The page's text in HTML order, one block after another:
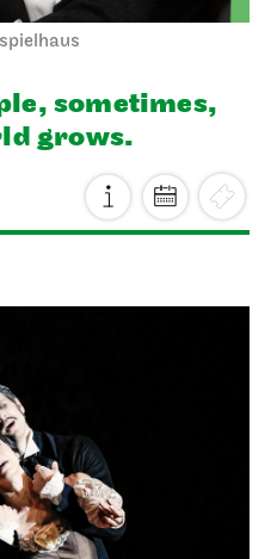
sometimes,
grows.